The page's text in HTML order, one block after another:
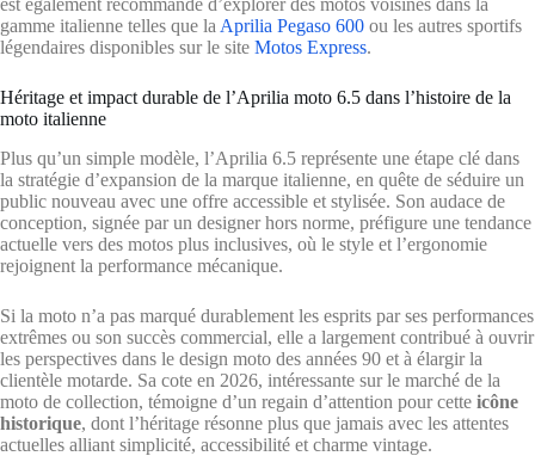
est également recommandé d’explorer des motos voisines dans la
gamme italienne telles que la Aprilia Pegaso 600 ou les autres sportifs
légendaires disponibles sur le site Motos Express.
Héritage et impact durable de l’Aprilia moto 6.5 dans l’histoire de la
moto italienne
Plus qu’un simple modèle, l’Aprilia 6.5 représente une étape clé dans
la stratégie d’expansion de la marque italienne, en quête de séduire un
public nouveau avec une offre accessible et stylisée. Son audace de
conception, signée par un designer hors norme, préfigure une tendance
actuelle vers des motos plus inclusives, où le style et l’ergonomie
rejoignent la performance mécanique.
Si la moto n’a pas marqué durablement les esprits par ses performances
extrêmes ou son succès commercial, elle a largement contribué à ouvrir
les perspectives dans le design moto des années 90 et à élargir la
clientèle motarde. Sa cote en 2026, intéressante sur le marché de la
moto de collection, témoigne d’un regain d’attention pour cette icône
historique, dont l’héritage résonne plus que jamais avec les attentes
actuelles alliant simplicité, accessibilité et charme vintage.